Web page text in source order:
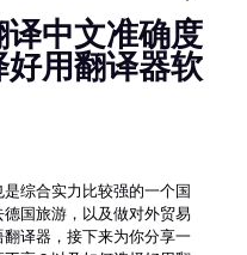
中文准确度
用翻译器软
综合实力比较强的一个国
国旅游，以及做对外贸易
译器，接下来为你分享一